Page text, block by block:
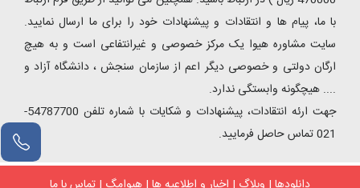
با ما، پیام ها و انتقادات و پیشنهادات خود را برای ما ارسال نمایید.
سایت مشاوره هیوا یک مرکز خصوصی و غیرانتفاعی است و به هیچ
ارگان دولتی و خصوصی دیگر اعم از سازمان سنجش ، دانشگاه آزاد و
.... هیچگونه وابستگی ندارد.
جهت ارئه انتقادات، پیشنهادات و شکایات با شماره تلفن 54787700-
021 تماس حاصل فرمایید.